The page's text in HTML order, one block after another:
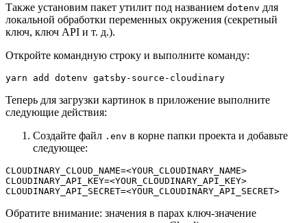
Также установим пакет утилит под названием dotenv для
локальной обработки переменных окружения (секретный
ключ, ключ API и т. д.).
Откройте командную строку и выполните команду:
yarn add dotenv gatsby-source-cloudinary
Теперь для загрузки картинок в приложение выполните
следующие действия:
Создайте файл .env в корне папки проекта и добавьте
следующее:
CLOUDINARY_CLOUD_NAME=<YOUR_CLOUDINARY_NAME>
CLOUDINARY_API_KEY=<YOUR_CLOUDINARY_API_KEY>
CLOUDINARY_API_SECRET=<YOUR_CLOUDINARY_API_SECRET>
Обратите внимание: значения в парах ключ-значение